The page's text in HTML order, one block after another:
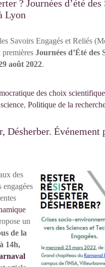
? Journées d’été
Lyon
Savoirs Engagés et Reliés
Journées d’Été des
août 2022.
des choix
, Politique de la
Désherber.
des
engagées
un
de la
14h,